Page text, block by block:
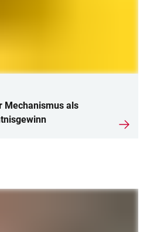
Mechanismus als